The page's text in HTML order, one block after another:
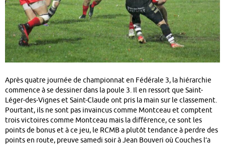
Après quatre journée de championnat en Fédérale 3, la hiérarchie
commence à se dessiner dans la poule 3. Il en ressort que Saint-
Léger-des-Vignes et Saint-Claude ont pris la main sur le classement.
Pourtant, ils ne sont pas invaincus comme Montceau et comptent
trois victoires comme Montceau mais la différence, ce sont les
points de bonus et à ce jeu, le RCMB a plutôt tendance à perdre des
points en route, preuve samedi soir à Jean Bouveri où Couches l’a